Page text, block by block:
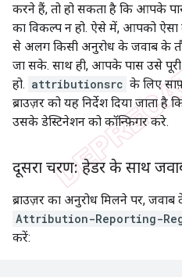
करने हैं, तो हो सकता है कि आपके
का विकल्प न हो. ऐसे में, आपको
से अलग किसी अनुरोध के जवाब के तौर
जा सके. साथ ही, आपके पास उसे
हो. attributionsrc के लिए
ब्राउज़र को यह निर्देश दिया जाता
उसके डेस्टिनेशन को कॉन्फ़िगर करे.
दूसरा चरण: हेडर के साथ
ब्राउज़र का अनुरोध मिलने पर,
Attribution-Reporting-
करें: